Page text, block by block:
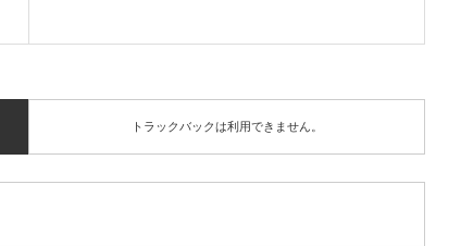
トラックバックは利用できません。